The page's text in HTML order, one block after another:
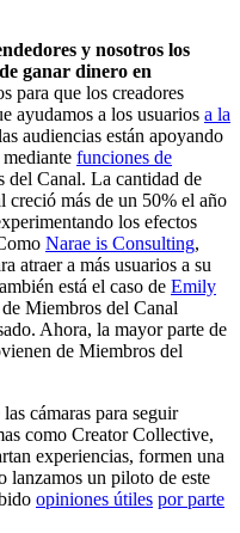
y nosotros los
ganar dinero en
para que los creadores
ayudamos a los usuarios a la
audiencias están apoyando
funciones de
del Canal. La cantidad de
creció más de un 50% el año
los efectos
Narae is Consulting,
atraer a más usuarios a su
está el caso de Emily
Miembros del Canal
Ahora, la mayor parte de
de Miembros del
cámaras para seguir
como Creator Collective,
experiencias, formen una
lanzamos un piloto de este
opiniones útiles por parte